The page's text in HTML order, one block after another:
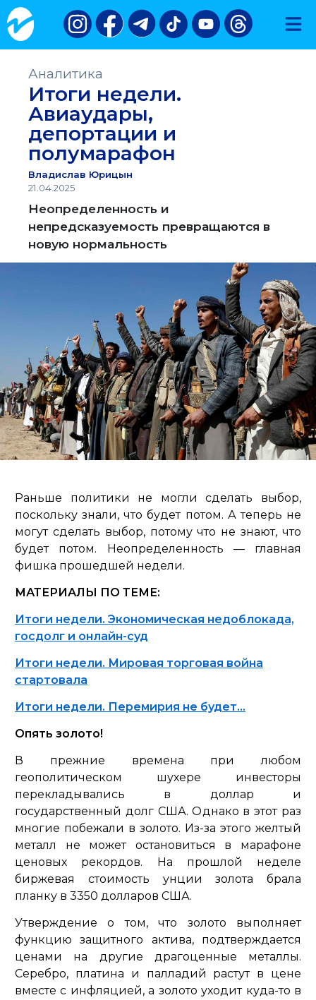
Аналитика
Итоги недели.
Авиаудары,
депортации и
полумарафон
Владислав Юрицын
21.04.2025
Неопределенность и
непредсказуемость превращаются в
новую нормальность
Раньше политики не могли сделать выбор,
поскольку знали, что будет потом. А теперь не
могут сделать выбор, потому что не знают, что
будет потом. Неопределенность — главная
фишка прошедшей недели.
МАТЕРИАЛЫ ПО ТЕМЕ:
Итоги недели. Экономическая недоблокада,
госдолг и онлайн-суд
Итоги недели. Мировая торговая война
стартовала
Итоги недели. Перемирия не будет…
Опять золото!
В прежние времена при любом
геополитическом шухере инвесторы
перекладывались в доллар и
государственный долг США. Однако в этот раз
многие побежали в золото. Из-за этого желтый
металл не может остановиться в марафоне
ценовых рекордов. На прошлой неделе
биржевая стоимость унции золота брала
планку в 3350 долларов США.
Утверждение о том, что золото выполняет
функцию защитного актива, подтверждается
ценами на другие драгоценные металлы.
Серебро, платина и палладий растут в цене
вместе с инфляцией, а золото уходит куда-то в